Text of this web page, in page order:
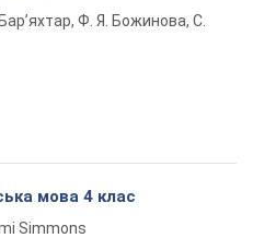
Бар’яхтар, Ф. Я. Божинова, С.
мова 4 клас
Simmons